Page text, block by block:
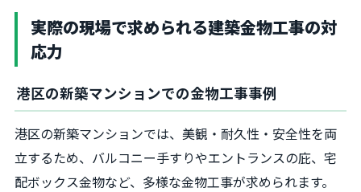
実際の現場で求められる建築金物工事の対
応力
港区の新築マンションでの金物工事事例
港区の新築マンションでは、美観・耐久性・安全性を両
立するため、バルコニー手すりやエントランスの庇、宅
配ボックス金物など、多様な金物工事が求められます。